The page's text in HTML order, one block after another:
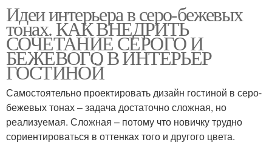
Идеи интерьера в серо-бежевых
тонах. КАК ВНЕДРИТЬ
СОЧЕТАНИЕ СЕРОГО И
БЕЖЕВОГО В ИНТЕРЬЕР
ГОСТИНОЙ
Самостоятельно проектировать дизайн гостиной в серо-
бежевых тонах – задача достаточно сложная, но
реализуемая. Сложная – потому что новичку трудно
сориентироваться в оттенках того и другого цвета.